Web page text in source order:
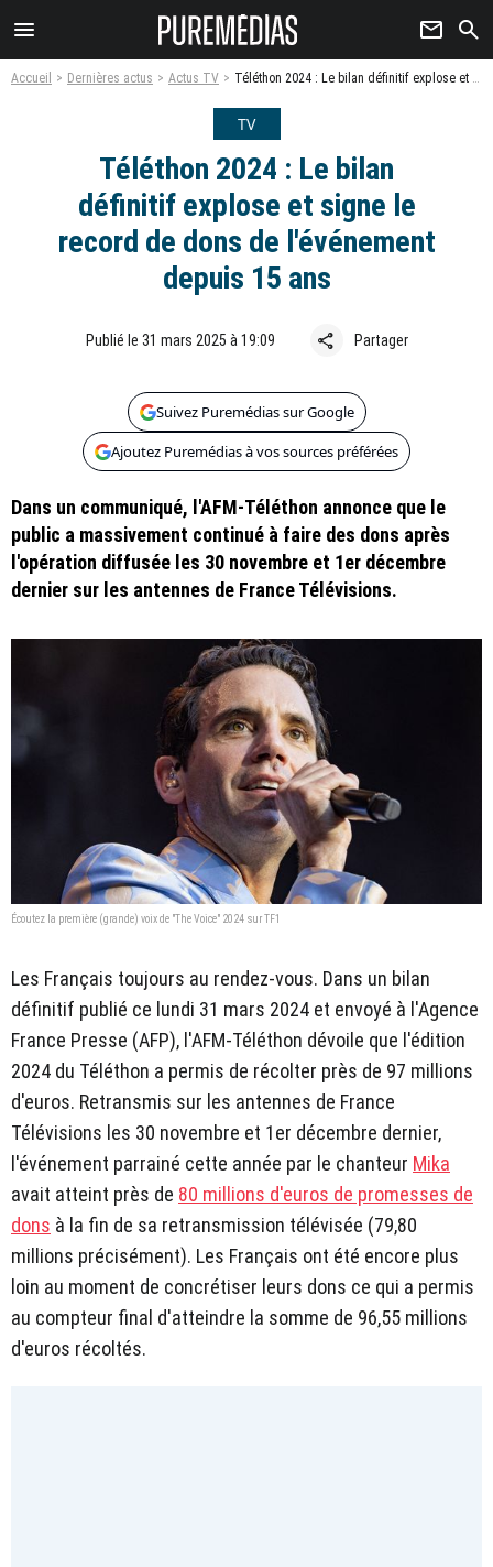
menu newsletter search
Accueil Dernières actus Actus TV Téléthon 2024 : Le bilan définitif explose et signe le record de dons de l'événement depuis 15 ans
TV
Téléthon 2024 : Le bilan
définitif explose et signe le
record de dons de l'événement
depuis 15 ans
Publié le 31 mars 2025 à 19:09 share Partager
Suivez Puremédias sur Google
Ajoutez Puremédias à vos sources préférées
Dans un communiqué, l'AFM-Téléthon annonce que le
public a massivement continué à faire des dons après
l'opération diffusée les 30 novembre et 1er décembre
dernier sur les antennes de France Télévisions.
Écoutez la première (grande) voix de "The Voice" 2024 sur TF1
Les Français toujours au rendez-vous. Dans un bilan
définitif publié ce lundi 31 mars 2024 et envoyé à l'Agence
France Presse (AFP), l'AFM-Téléthon dévoile que l'édition
2024 du Téléthon a permis de récolter près de 97 millions
d'euros. Retransmis sur les antennes de France
Télévisions les 30 novembre et 1er décembre dernier,
l'événement parrainé cette année par le chanteur Mika
avait atteint près de 80 millions d'euros de promesses de
dons à la fin de sa retransmission télévisée (79,80
millions précisément). Les Français ont été encore plus
loin au moment de concrétiser leurs dons ce qui a permis
au compteur final d'atteindre la somme de 96,55 millions
d'euros récoltés.